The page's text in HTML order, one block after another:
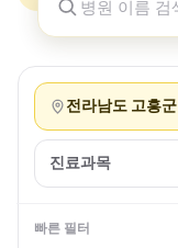
전라남도 고흥군
진료과목
빠른 필터